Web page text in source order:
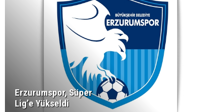
Erzurumspor, Süper
Lig’e Yükseldi